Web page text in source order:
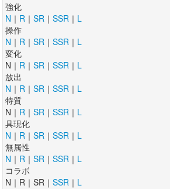
強化
N ｜ R ｜ SR ｜ SSR ｜ L
操作
N ｜ R ｜ SR ｜ SSR ｜ L
変化
N｜ R ｜ SR ｜ SSR ｜ L
放出
N ｜ R ｜ SR ｜ SSR ｜ L
特質
N｜ R ｜ SR ｜ SSR ｜ L
具現化
N ｜ R ｜ SR ｜ SSR ｜ L
無属性
N ｜ R ｜ SR ｜ SSR ｜ L
コラボ
N｜R｜SR｜ SSR ｜ L